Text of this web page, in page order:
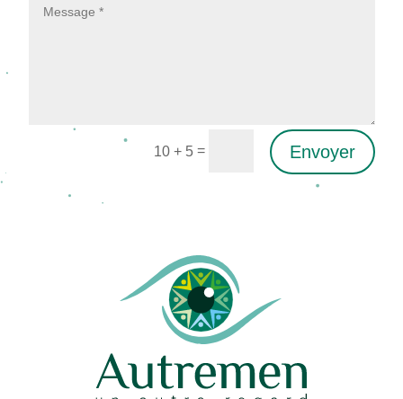
10 + 5= Envoyer